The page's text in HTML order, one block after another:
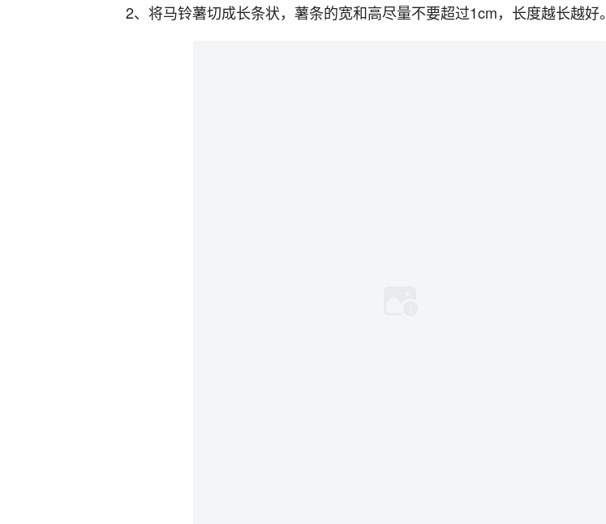
2、将马铃薯切成长条状，薯条的宽和高尽量不要超过1cm，长度越长越好。